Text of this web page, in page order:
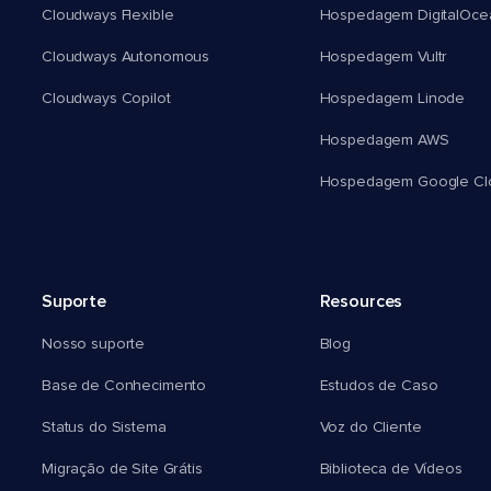
Cloudways Flexible
Cloudways Autonomous
Cloudways Copilot
Hospedagem
Hospedagem Vultr
Hospedagem Linode
Hospedagem AWS
Hospedagem Google
Suporte
Nosso suporte
Base de Conhecimento
Status do Sistema
Migração de Site Grátis
Resources
Blog
Estudos de Caso
Voz do Cliente
Biblioteca de Vídeos